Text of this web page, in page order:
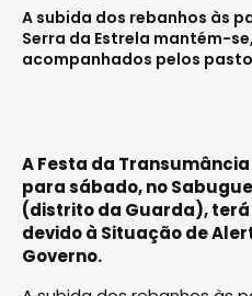
A subida dos rebanhos às
Serra da Estrela mantém-
acompanhados pelos
A Festa da
para sábado, no
(distrito da Guarda),
devido à Situação de
Governo.